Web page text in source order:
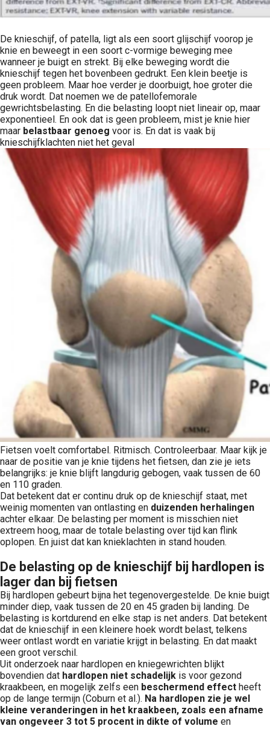
De knieschijf, of patella, ligt als een soort glijschijf voorop je
knie en beweegt in een soort c-vormige beweging mee
wanneer je buigt en strekt. Bij elke beweging wordt die
knieschijf tegen het bovenbeen gedrukt. Een klein beetje is
geen probleem. Maar hoe verder je doorbuigt, hoe groter die
druk wordt. Dat noemen we de patellofemorale
gewrichtsbelasting. En die belasting loopt niet lineair op, maar
exponentieel. En ook dat is geen probleem, mist je knie hier
maar belastbaar genoeg voor is. En dat is vaak bij
knieschijfklachten niet het geval
Fietsen voelt comfortabel. Ritmisch. Controleerbaar. Maar kijk je
naar de positie van je knie tijdens het fietsen, dan zie je iets
belangrijks: je knie blijft langdurig gebogen, vaak tussen de 60
en 110 graden.
Dat betekent dat er continu druk op de knieschijf staat, met
weinig momenten van ontlasting en duizenden herhalingen
achter elkaar. De belasting per moment is misschien niet
extreem hoog, maar de totale belasting over tijd kan flink
oplopen. En juist dat kan knieklachten in stand houden.
De belasting op de knieschijf bij hardlopen is
lager dan bij fietsen
Bij hardlopen gebeurt bijna het tegenovergestelde. De knie buigt
minder diep, vaak tussen de 20 en 45 graden bij landing. De
belasting is kortdurend en elke stap is net anders. Dat betekent
dat de knieschijf in een kleinere hoek wordt belast, telkens
weer ontlast wordt en variatie krijgt in belasting. En dat maakt
een groot verschil.
Uit onderzoek naar hardlopen en kniegewrichten blijkt
bovendien dat hardlopen niet schadelijk is voor gezond
kraakbeen, en mogelijk zelfs een beschermend effect heeft
op de lange termijn (Coburn et al.). Na hardlopen zie je wel
kleine veranderingen in het kraakbeen, zoals een afname
van ongeveer 3 tot 5 procent in dikte of volume en